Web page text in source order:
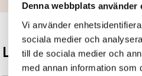
Denna webbplats använder
Vi använder
sociala medier och
till de sociala medier och
med annan information som
Logga in